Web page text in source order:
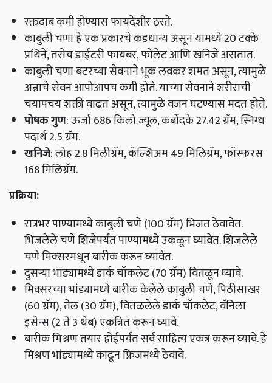
रक्तदाब कमी होण्यास फायदेशीर ठरते.
काबुली चणा हे एक प्रकारचे कडधान्य असून यामध्ये 20 टक्के
प्रथिने, तसेच डाईटरी फायबर, फोलेट आणि खनिजे असतात.
काबुली चणा बटरच्या सेवनाने भूक लवकर शमत असून, त्यामुळे
अन्नाचे सेवन आपोआपच कमी होते. याच्या सेवनाने शरीराची
चयापचय शक्ती वाढत असून, त्यामुळे वजन घटण्यास मदत होते.
पोषक गुण: ऊर्जा 686 किलो ज्यूल, कर्बोदके 27.42 ग्रॅम, स्निग्ध
पदार्थ 2.5 ग्रॅम.
खनिजे: लोह 2.8 मिलीग्रॅम, कॅल्शिअम 49 मिलिग्रॅम, फॉस्फरस
168 मिलिग्रॅम.
प्रक्रिया:
रात्रभर पाण्यामध्ये काबुली चणे (100 ग्रॅम) भिजत ठेवावेत.
भिजलेले चणे शिजेपर्यंत पाण्यामध्ये उकळून घ्यावेत. शिजलेले
चणे मिक्‍सरमधून बारीक करून घ्यावेत.
दुसऱ्या भांड्यामध्ये डार्क चॉकलेट (70 ग्रॅम) वितळून घ्यावे.
मिक्‍सरच्या भांड्यामध्ये बारीक केलेले काबुली चणे, पिठीसाखर
(60 ग्रॅम), तेल (30 ग्रॅम), वितळलेले डार्क चॉकलेट, वॅनिला
इसेन्स (2 ते 3 थेंब) एकत्रित करून घ्यावे.
बारीक मिश्रण तयार होईपर्यंत सर्व साहित्य एकत्र करून घ्यावे. हे
मिश्रण भांड्यामध्ये काढून फ्रिजमध्ये ठेवावे.